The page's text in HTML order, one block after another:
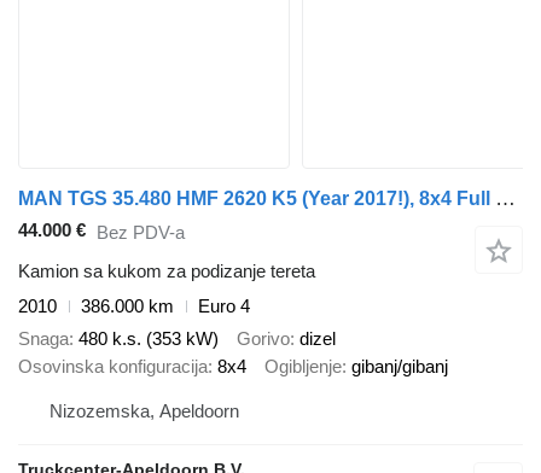
MAN TGS 35.480 HMF 2620 K5 (Year 2017!), 8x4 Full steel, Manuel gear
44.000 € Bez PDV-a
Kamion sa kukom za podizanje tereta
2010
386.000 km
Euro 4
Snaga 480 k.s. (353 kW) Gorivo dizel
Osovinska konfiguracija 8x4 Ogibljenje gibanj/gibanj
Nizozemska, Apeldoorn